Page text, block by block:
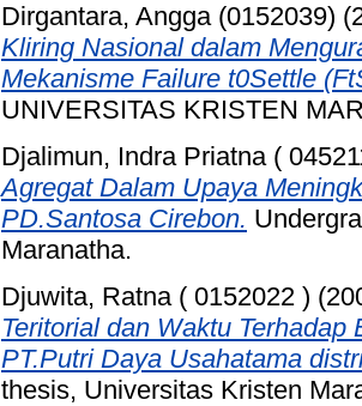
Dirgantara, Angga (0152039)
Kliring Nasional dalam
Mekanisme Failure t0Settle
UNIVERSITAS KRISTEN
Djalimun, Indra Priatna (
Agregat Dalam Upaya
PD.Santosa Cirebon.
Maranatha.
Djuwita, Ratna ( 0152022 )
Teritorial dan Waktu
PT.Putri Daya Usahatama
thesis, Universitas Kristen